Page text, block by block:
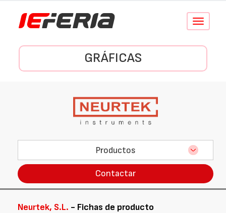
Conmutar
GRÁFICAS
Productos
Contactar
Neurtek, S.L. - Fichas de producto